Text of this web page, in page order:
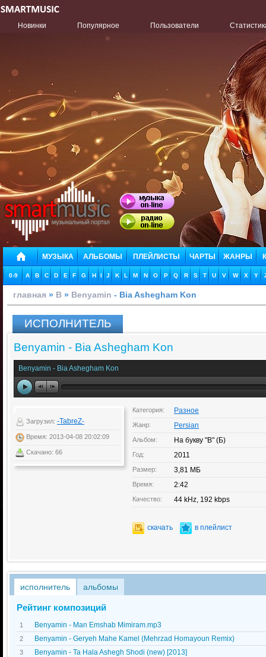
Новинки Популярное Пользователи
МУЗЫКА АЛЬБОМЫ ПЛЕЙЛИСТЫ ЧАРТЫ ЖАНРЫ
0-9 A B C D E F G H I J K L M N O P Q R S T U V W X Y
главная » B » Benyamin - Bia Ashegham Kon
ИСПОЛНИТЕЛЬ
Benyamin - Bia Ashegham Kon
Benyamin - Bia Ashegham Kon
Загрузил: -TabreZ-
Время: 2013-04-08 20:02:09
Скачано: 66
Категория: Разное
Жанр: Persian
Альбом: На букву "B" (Б)
Год: 2011
Размер: 3,81 МБ
Время: 2:42
Качество: 44 kHz, 192 kbps
скачать в плейлист
исполнитель альбомы
Рейтинг композиций
1 Benyamin - Man Emshab Mimiram.mp3
2 Benyamin - Geryeh Mahe Kamel (Mehrzad Homayoun Remix)
3 Benyamin - Ta Hala Ashegh Shodi (new) [2013]